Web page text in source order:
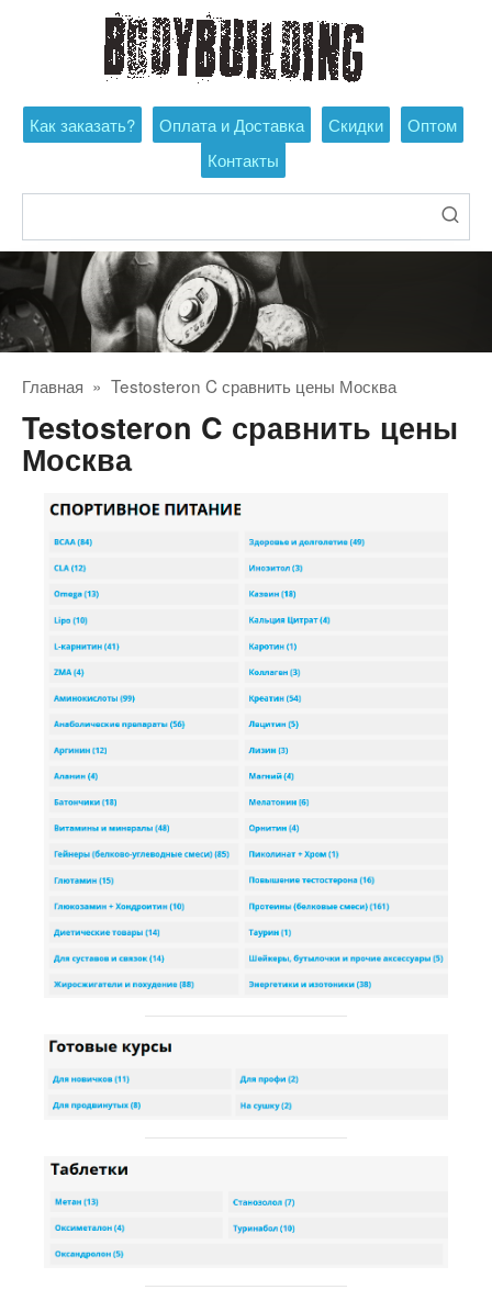
Как заказать? Оплата и Доставка Скидки
Оптом
Контакты
Главная » Testosteron C сравнить цены Москва
Testosteron C сравнить цены
Москва